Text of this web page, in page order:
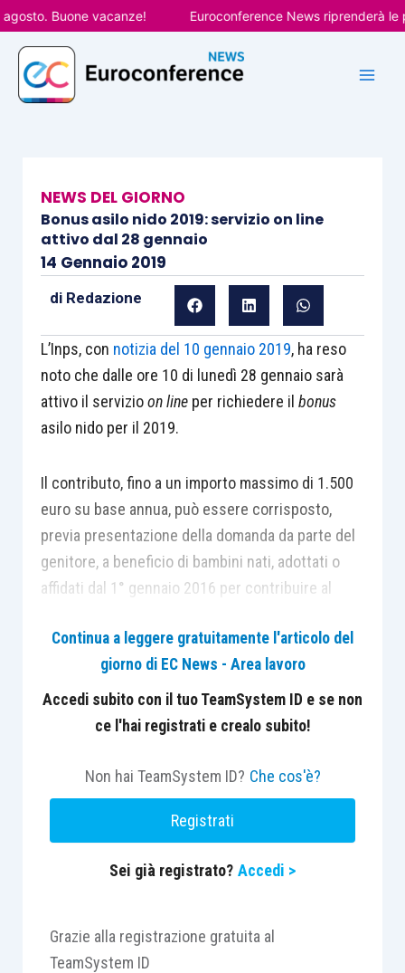
Vai
al
contenuto
Buone vacanze! Euroconference News riprenderà le
NEWS DEL GIORNO
Bonus asilo nido 2019: servizio on line
attivo dal 28 gennaio
14 Gennaio 2019
di Redazione
L’Inps, con notizia del 10 gennaio 2019, ha reso
noto che dalle ore 10 di lunedì 28 gennaio sarà
attivo il servizioon lineper richiedere il bonus
asilo nido per il 2019.
Il contributo, fino a un importo massimo di 1.500
euro su base annua, può essere corrisposto,
previa presentazione della domanda da parte del
genitore, a beneficio di bambini nati, adottati o
affidati dal 1° gennaio 2016 per contribuire al
privati autorizzati (c.d. contributo asilo nido) e in
favore dei bambini di età inferiore a 3 anni,
impossibilitati a frequentare gli asili nido in
quanto affetti da gravi patologie croniche, per i
assistenziali domiciliari.
Centro Studi Lavoro e Previdenza – Euroconference
Continua a leggere gratuitamente l'articolo del
giorno di EC News - Area lavoro
Accedi subito con il tuo TeamSystem ID e se non
ce l'hai registrati e crealo subito!
Non hai TeamSystem ID? Che cos'è?
Registrati
Sei già registrato? Accedi >
Grazie alla registrazione gratuita al
TeamSystem ID